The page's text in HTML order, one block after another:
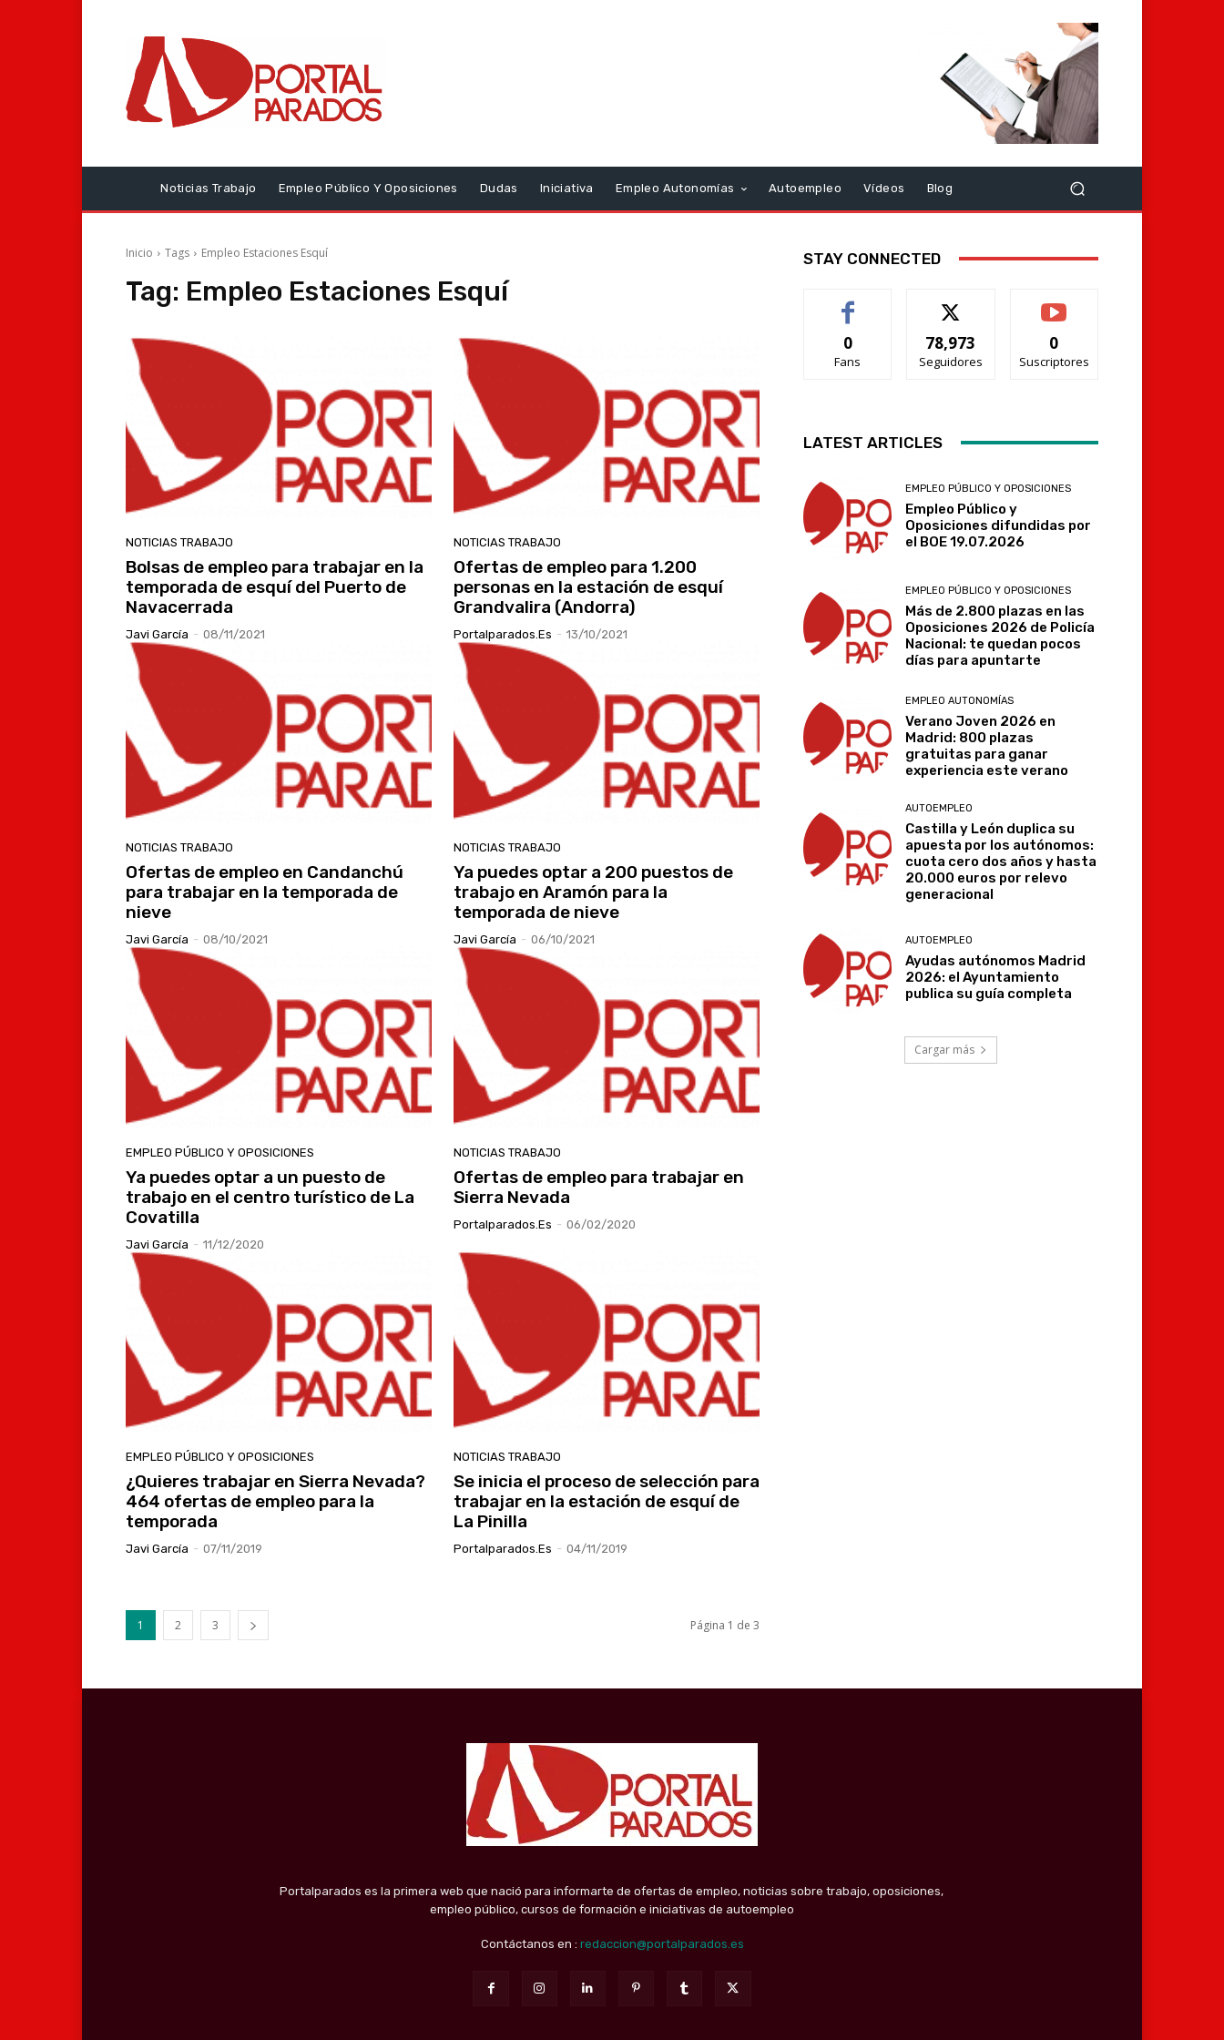
Noticias Trabajo Empleo Público Y Oposiciones Dudas Iniciativa Empleo Autonomías Autoempleo Vídeos Blog
Inicio Tags Empleo Estaciones Esquí
Tag: Empleo Estaciones Esquí
NOTICIAS TRABAJO
Bolsas de empleo para trabajar en la
temporada de esquí del Puerto de
Navacerrada
Javi García - 08/11/2021
NOTICIAS TRABAJO
Ofertas de empleo para 1.200
personas en la estación de esquí
Grandvalira (Andorra)
Portalparados.es - 13/10/2021
NOTICIAS TRABAJO
Ofertas de empleo en Candanchú
para trabajar en la temporada de
nieve
Javi García - 08/10/2021
NOTICIAS TRABAJO
Ya puedes optar a 200 puestos de
trabajo en Aramón para la
temporada de nieve
Javi García - 06/10/2021
EMPLEO PÚBLICO Y OPOSICIONES
Ya puedes optar a un puesto de
trabajo en el centro turístico de La
Covatilla
Javi García - 11/12/2020
NOTICIAS TRABAJO
Ofertas de empleo para trabajar en
Sierra Nevada
Portalparados.es - 06/02/2020
EMPLEO PÚBLICO Y OPOSICIONES
¿Quieres trabajar en Sierra Nevada?
464 ofertas de empleo para la
temporada
Javi García - 07/11/2019
NOTICIAS TRABAJO
Se inicia el proceso de selección para
trabajar en la estación de esquí de
La Pinilla
Portalparados.es - 04/11/2019
1 2 3 Página 1 de 3
STAY CONNECTED
0
Fans
78,973
Seguidores
0
Suscriptores
LATEST ARTICLES
EMPLEO PÚBLICO Y OPOSICIONES
Empleo Público y
Oposiciones difundidas por
el BOE 19.07.2026
EMPLEO PÚBLICO Y OPOSICIONES
Más de 2.800 plazas en las
Oposiciones 2026 de Policía
Nacional: te quedan pocos
días para apuntarte
EMPLEO AUTONOMÍAS
Verano Joven 2026 en
Madrid: 800 plazas
gratuitas para ganar
experiencia este verano
AUTOEMPLEO
Castilla y León duplica su
apuesta por los autónomos:
cuota cero dos años y hasta
20.000 euros por relevo
generacional
AUTOEMPLEO
Ayudas autónomos Madrid
2026: el Ayuntamiento
publica su guía completa
Cargar más
Portalparados es la primera web que nació para informarte de ofertas de empleo, noticias sobre trabajo, oposiciones,
empleo público, cursos de formación e iniciativas de autoempleo
Contáctanos en : redaccion@portalparados.es